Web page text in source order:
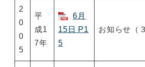
2
0
0
5
平
成1
7年
6月
15日 P1
5
お知らせ（